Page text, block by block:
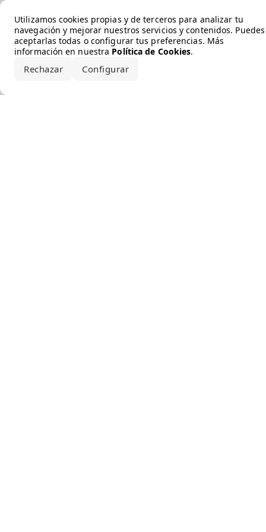
Utilizamos cookies propias y de terceros para analizar tu
navegación y mejorar nuestros servicios y contenidos. Puedes
aceptarlas todas o configurar tus preferencias. Más
información en nuestra Política de Cookies.
Rechazar Configurar
Error loading the brand